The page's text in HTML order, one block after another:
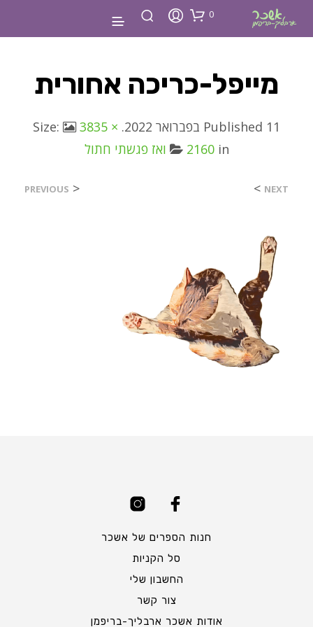
0
מייפל-כריכה אחורית
Published 11 בפברואר 2022 . Size:
3835 ×
2160in ואז פגשתי חתול
<
PREVIOUS NEXT
>
חנות הספרים של אשכר
סל הקניות
החשבון שלי
צור קשר
אודות אשכר ארבליך-בריפמן